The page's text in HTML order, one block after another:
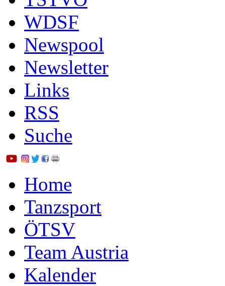
WDSF
Newspool
Newsletter
Links
RSS
Suche
Home
Tanzsport
ÖTSV
Team Austria
Kalender